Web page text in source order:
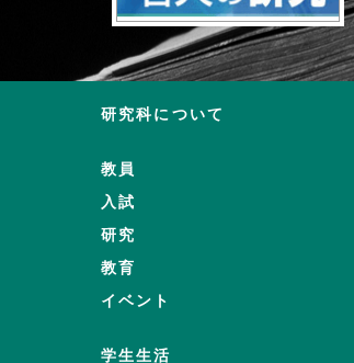
研究科について
教員
入試
研究
教育
イベント
学生生活